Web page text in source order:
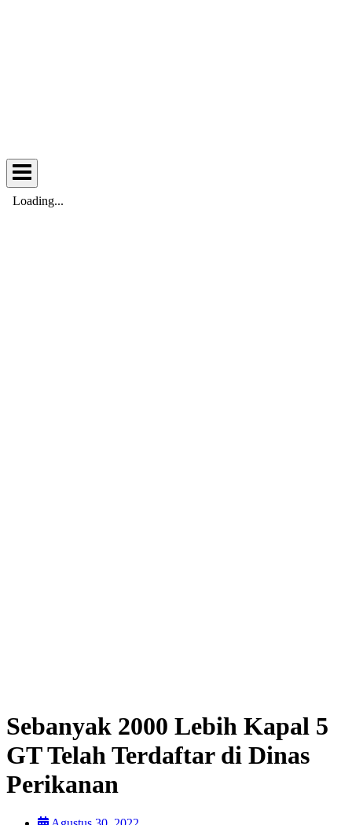
Sebanyak 2000 Lebih Kapal 5
GT Telah Terdaftar di Dinas
Perikanan